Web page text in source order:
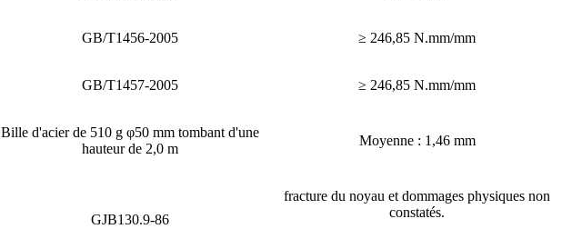
GB/T1456-2005 ≥ 246,85 N.mm/mm
GB/T1457-2005 ≥ 246,85 N.mm/mm
Bille d'acier de 510 g φ50 mm tombant d'une
hauteur de 2,0 m
Moyenne : 1,46 mm
GJB130.9-86
fracture du noyau et dommages physiques non
constatés.